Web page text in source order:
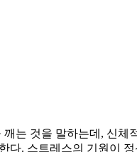
는 것을 말하는데, 신
. 스트레스의 기원이